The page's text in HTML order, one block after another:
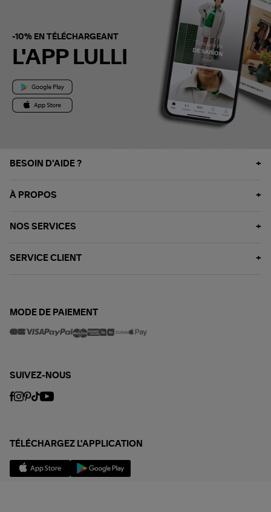
-10% EN TÉLÉCHARGEANT
L'APP LULLI
BESOIN D'AIDE ?
À PROPOS
NOS SERVICES
SERVICE CLIENT
MODE DE PAIEMENT
SUIVEZ-NOUS
TÉLÉCHARGEZ L'APPLICATION